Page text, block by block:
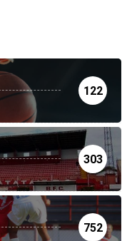
122
303
752